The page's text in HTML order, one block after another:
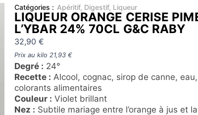
Catégories : Apéritif, Digestif, Liqueur
LIQUEUR ORANGE CERISE
L’YBAR 24% 70CL G&C RABY
32,90 €
Prix au kilo 21,93 €
Degré : 24°
Recette : Alcool, cognac, sirop de canne,
colorants alimentaires
Couleur : Violet brillant
Nez : Subtile mariage entre l’orange à jus et